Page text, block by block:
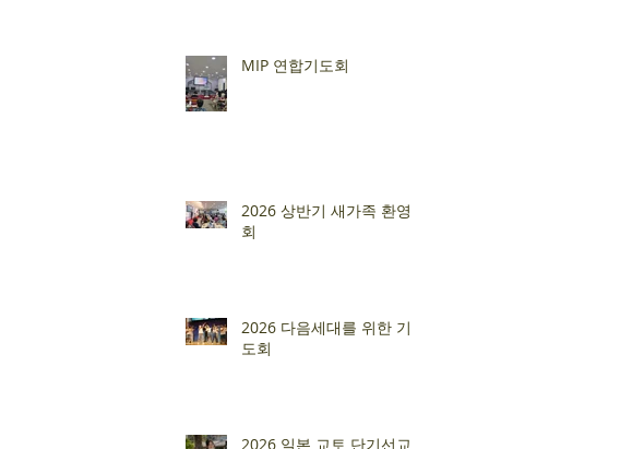
MIP 연합기도회
2026 상반기 새가족 환영
회
2026 다음세대를 위한 기
도회
2026 일본 교토 단기선교